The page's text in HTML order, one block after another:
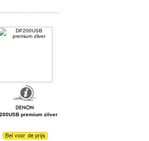
premium zilver